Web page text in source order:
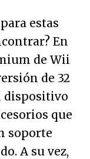
estas
En
de Wii
de 32
dispositivo
que
soporte
A su vez,